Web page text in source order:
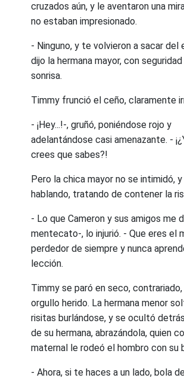
cruzados aún, y le aventaron una
no estaban impresionado.
- Ninguno, y te volvieron a sacar del
dijo la hermana mayor, con
sonrisa.
Timmy frunció el ceño, claramente
- ¡Hey...!-, gruñó, poniéndose rojo y
adelantándose casi amenazante. -
crees que sabes?!
Pero la chica mayor no se intimidó,
hablando, tratando de contener la
- Lo que Cameron y sus amigos me
mentecato-, lo injurió. - Que eres el
perdedor de siempre y nunca
lección.
Timmy se paró en seco,
orgullo herido. La hermana menor
risitas burlándose, y se ocultó
de su hermana, abrazándola, quien
maternal le rodeó el hombro con su
- Ahora, si te haces a un lado, bola